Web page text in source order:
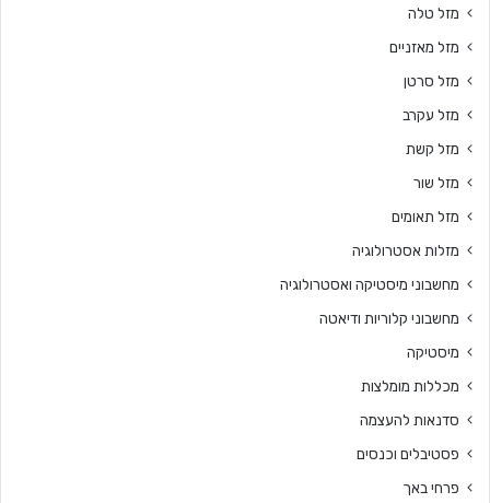
מזל טלה
מזל מאזניים
מזל סרטן
מזל עקרב
מזל קשת
מזל שור
מזל תאומים
מזלות אסטרולוגיה
מחשבוני מיסטיקה ואסטרולוגיה
מחשבוני קלוריות ודיאטה
מיסטיקה
מכללות מומלצות
סדנאות להעצמה
פסטיבלים וכנסים
פרחי באך